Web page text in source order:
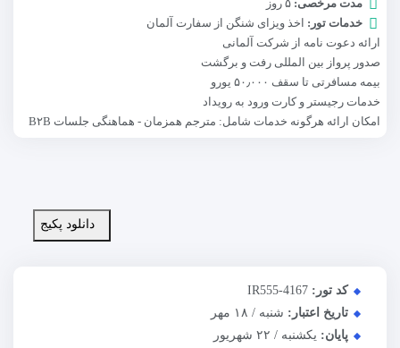
مدت مرخصی: ۵ روز
خدمات تور:
اخذ ویزای شنگن از سفارت آلمان
ارائه دعوت نامه از شرکت آلمانی
صدور پرواز بین المللی رفت و برگشت
بیمه مسافرتی تا سقف ۵۰٫۰۰۰ یورو
خدمات رجیستر و کارت ورود به رویداد
امکان ارائه هرگونه خدمات شامل: مترجم همزمان - هماهنگی جلسات B۲B
دانلود پکیج
کد تور: IR555-4167
تاریخ اعتبار: شنبه / ۱۸ مهر
پایان: یکشنبه / ۲۲ شهریور